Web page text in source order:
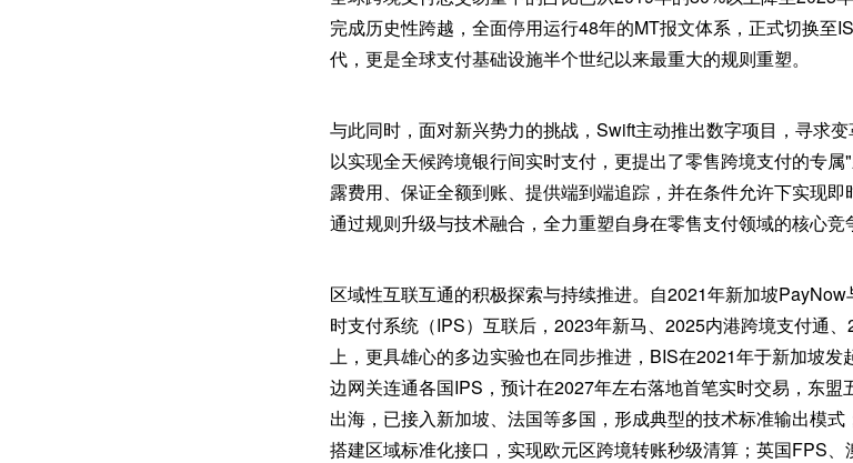
完成历史性跨越，全面停用运行48年的MT报文体系，正式切换至
代，更是全球支付基础设施半个世纪以来最重大的规则重塑。
与此同时，面对新兴势力的挑战，Swift主动推出数字项目，寻求
以实现全天候跨境银行间实时支付，更提出了零售跨境支付的专
露费用、保证全额到账、提供端到端追踪，并在条件允许下实现
通过规则升级与技术融合，全力重塑自身在零售支付领域的核心竞
区域性互联互通的积极探索与持续推进。自2021年新加坡
时支付系统（IPS）互联后，2023年新马、2025内港跨境支付通
上，更具雄心的多边实验也在同步推进，BIS在2021年于新加坡
边网关连通各国IPS，预计在2027年左右落地首笔实时交易，东
出海，已接入新加坡、法国等多国，形成典型的技术标准输出模式
搭建区域标准化接口，实现欧元区跨境转账秒级清算；英国FPS